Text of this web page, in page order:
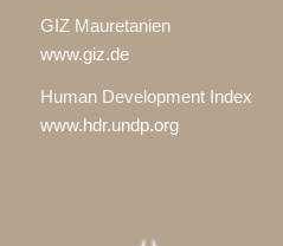
GIZ Mauretanien
www.giz.de
Human Development Index
www.hdr.undp.org